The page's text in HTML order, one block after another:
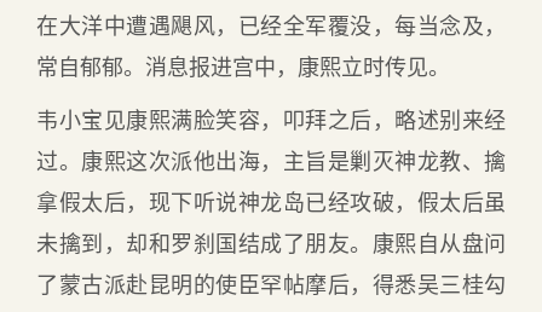
在大洋中遭遇飓风，已经全军覆没，每当念及，
常自郁郁。消息报进宫中，康熙立时传见。
韦小宝见康熙满脸笑容，叩拜之后，略述别来经
过。康熙这次派他出海，主旨是剿灭神龙教、擒
拿假太后，现下听说神龙岛已经攻破，假太后虽
未擒到，却和罗刹国结成了朋友。康熙自从盘问
了蒙古派赴昆明的使臣罕帖摩后，得悉吴三桂勾